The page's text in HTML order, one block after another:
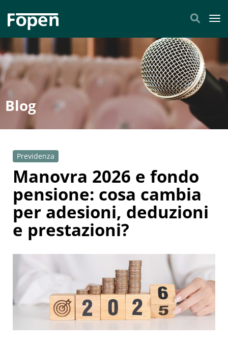
Blog
Previdenza
Manovra 2026 e fondo
pensione: cosa cambia
per adesioni, deduzioni
e prestazioni?